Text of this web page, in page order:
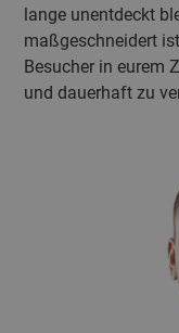
lange unentdeckt
maßgeschneidert
Besucher in eurem
und dauerhaft zu